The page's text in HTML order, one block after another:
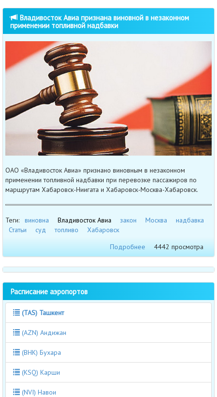
Владивосток Авиа признана виновной в незаконном
применении топливной надбавки
ОАО «Владивосток Авиа» признано виновным в незаконном
применении топливной надбавки при перевозке пассажиров по
маршрутам Хабаровск-Ниигата и Хабаровск-Москва-Хабаровск.
Теги: виновна Владивосток Авиа закон Москва
надбавка
Статьи
суд топливо
Хабаровск
Подробнее
4442 просмотра
Расписание аэропортов
(TAS) Ташкент
(AZN) Андижан
(BHK) Бухара
(KSQ) Карши
(NVI) Навои